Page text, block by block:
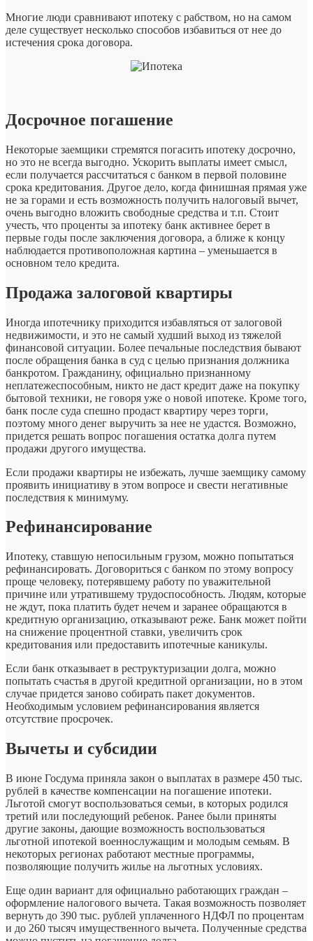
Многие люди сравнивают ипотеку с рабством, но на самом
деле существует несколько способов избавиться от нее до
истечения срока договора.
Досрочное погашение
Некоторые заемщики стремятся погасить ипотеку досрочно,
но это не всегда выгодно. Ускорить выплаты имеет смысл,
если получается рассчитаться с банком в первой половине
срока кредитования. Другое дело, когда финишная прямая уже
не за горами и есть возможность получить налоговый вычет,
очень выгодно вложить свободные средства и т.п. Стоит
учесть, что проценты за ипотеку банк активнее берет в
первые годы после заключения договора, а ближе к концу
наблюдается противоположная картина – уменьшается в
основном тело кредита.
Продажа залоговой квартиры
Иногда ипотечнику приходится избавляться от залоговой
недвижимости, и это не самый худший выход из тяжелой
финансовой ситуации. Более печальные последствия бывают
после обращения банка в суд с целью признания должника
банкротом. Гражданину, официально признанному
неплатежеспособным, никто не даст кредит даже на покупку
бытовой техники, не говоря уже о новой ипотеке. Кроме того,
банк после суда спешно продаст квартиру через торги,
поэтому много денег выручить за нее не удастся. Возможно,
придется решать вопрос погашения остатка долга путем
продажи другого имущества.
Если продажи квартиры не избежать, лучше заемщику самому
проявить инициативу в этом вопросе и свести негативные
последствия к минимуму.
Рефинансирование
Ипотеку, ставшую непосильным грузом, можно попытаться
рефинансировать. Договориться с банком по этому вопросу
проще человеку, потерявшему работу по уважительной
причине или утратившему трудоспособность. Людям, которые
не ждут, пока платить будет нечем и заранее обращаются в
кредитную организацию, отказывают реже. Банк может пойти
на снижение процентной ставки, увеличить срок
кредитования или предоставить ипотечные каникулы.
Если банк отказывает в реструктуризации долга, можно
попытать счастья в другой кредитной организации, но в этом
случае придется заново собирать пакет документов.
Необходимым условием рефинансирования является
отсутствие просрочек.
Вычеты и субсидии
В июне Госдума приняла закон о выплатах в размере 450 тыс.
рублей в качестве компенсации на погашение ипотеки.
Льготой смогут воспользоваться семьи, в которых родился
третий или последующий ребенок. Ранее были приняты
другие законы, дающие возможность воспользоваться
льготной ипотекой военнослужащим и молодым семьям. В
некоторых регионах работают местные программы,
позволяющие получить жилье на льготных условиях.
Еще один вариант для официально работающих граждан –
оформление налогового вычета. Такая возможность позволяет
вернуть до 390 тыс. рублей уплаченного НДФЛ по процентам
и до 260 тысяч имущественного вычета. Полученные средства